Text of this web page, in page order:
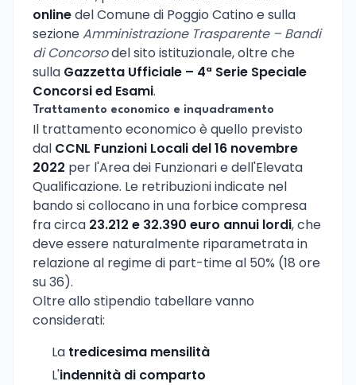
onlinedel Comune di Poggio Catino e sulla
sezioneAmministrazione Trasparente – Bandi
di Concorsodel sito istituzionale, oltre che
sulla Gazzetta Ufficiale – 4ª Serie Speciale
Concorsi ed Esami.
Trattamento economico e inquadramento
Il trattamento economico è quello previsto
dal CCNL Funzioni Locali del 16 novembre
2022 per l'Area dei Funzionari e dell'Elevata
Qualificazione. Le retribuzioni indicate nel
bando si collocano in una forbice compresa
fra circa 23.212 e 32.390 euro annui lordi, che
deve essere naturalmente riparametrata in
relazione al regime di part-time al 50% (18 ore
su 36).
Oltre allo stipendio tabellare vanno
considerati:
La tredicesima mensilità
L'indennità di comparto